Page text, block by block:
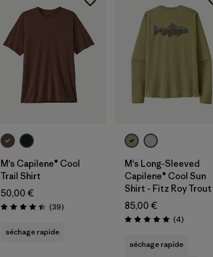
M's Capilene® Cool
Trail Shirt
50,00 €
Évaluation: 4.4 / 5
(39Avis
)
séchage rapide
M's Long-Sleeved
Capilene® Cool Sun
Shirt - Fitz Roy Trout
85,00 €
Évaluation: 5.0 / 5
(4Avis
)
séchage rapide